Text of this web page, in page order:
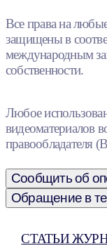
Все права на
защищены в
международным
собственности.
Любое
видеоматериалов
правообладателя
Сообщить об
Обращение в
СТАТЬИ